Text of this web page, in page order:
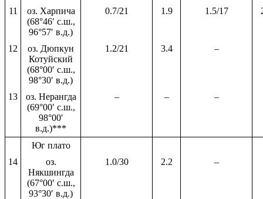
11
оз. Харпича
(68°46′ с.ш.,
96°57′ в.д.)
0.7/21 1.9 1.5/17
12
оз. Дюпкун
Котуйский
(68°00′ с.ш.,
98°30′ в.д.)
1.2/21 3.4 –
13
оз. Нерангда
(69°00′ с.ш.,
98°00′
в.д.)***
– – –
Юг плато
14
оз.
Някшингда
(67°00′ с.ш.,
93°30′ в.д.)
1.0/30 2.2 –